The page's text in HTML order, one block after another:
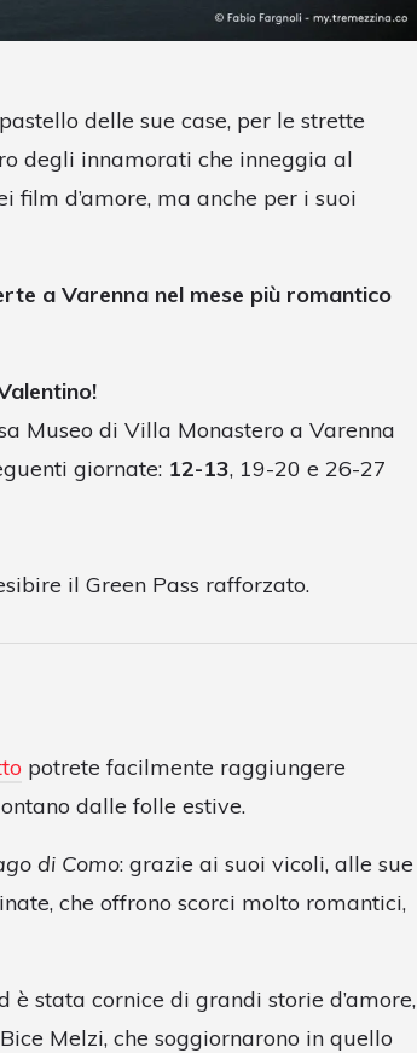
delle sue case, per le strette
degli innamorati che inneggia al
d’amore, ma anche per i suoi
a Varenna nel mese più romantico
Museo di Villa Monastero a Varenna
giornate: 12-13, 19-20 e 26-27
il Green Pass rafforzato.
potrete facilmente raggiungere
dalle folle estive.
di Como: grazie ai suoi vicoli, alle sue
che offrono scorci molto romantici,
stata cornice di grandi storie d’amore,
Melzi, che soggiornarono in quello